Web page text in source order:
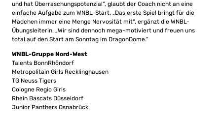
und hat Überraschungspotenzial“, glaubt der Coach nicht an eine
einfache Aufgabe zum WNBL-Start. „Das erste Spiel bringt für die
Mädchen immer eine Menge Nervosität mit“, ergänzt die WNBL-
Übungsleiterin. „Wir sind dennoch mega-motiviert und freuen uns
total auf den Start am Sonntag im DragonDome.“
WNBL-Gruppe Nord-West
Talents BonnRhöndorf
Metropolitain Girls Recklinghausen
TG Neuss Tigers
Cologne Regio Girls
Rhein Bascats Düsseldorf
Junior Panthers Osnabrück